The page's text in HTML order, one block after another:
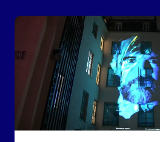
Image